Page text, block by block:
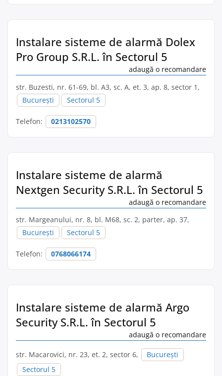
Instalare sisteme de alarmă Dolex
Pro Group S.R.L. în Sectorul 5
adaugă o recomandare
str. Buzesti, nr. 61-69, bl. A3, sc. A, et. 3, ap. 8, sector 1,
București
Sectorul 5
Telefon: 0213102570
Instalare sisteme de alarmă
Nextgen Security S.R.L. în Sectorul 5
adaugă o recomandare
str. Margeanului, nr. 8, bl. M68, sc. 2, parter, ap. 37,
București
Sectorul 5
Telefon: 0768066174
Instalare sisteme de alarmă Argo
Security S.R.L. în Sectorul 5
adaugă o recomandare
str. Macarovici, nr. 23, et. 2, sector 6,
București
Sectorul 5